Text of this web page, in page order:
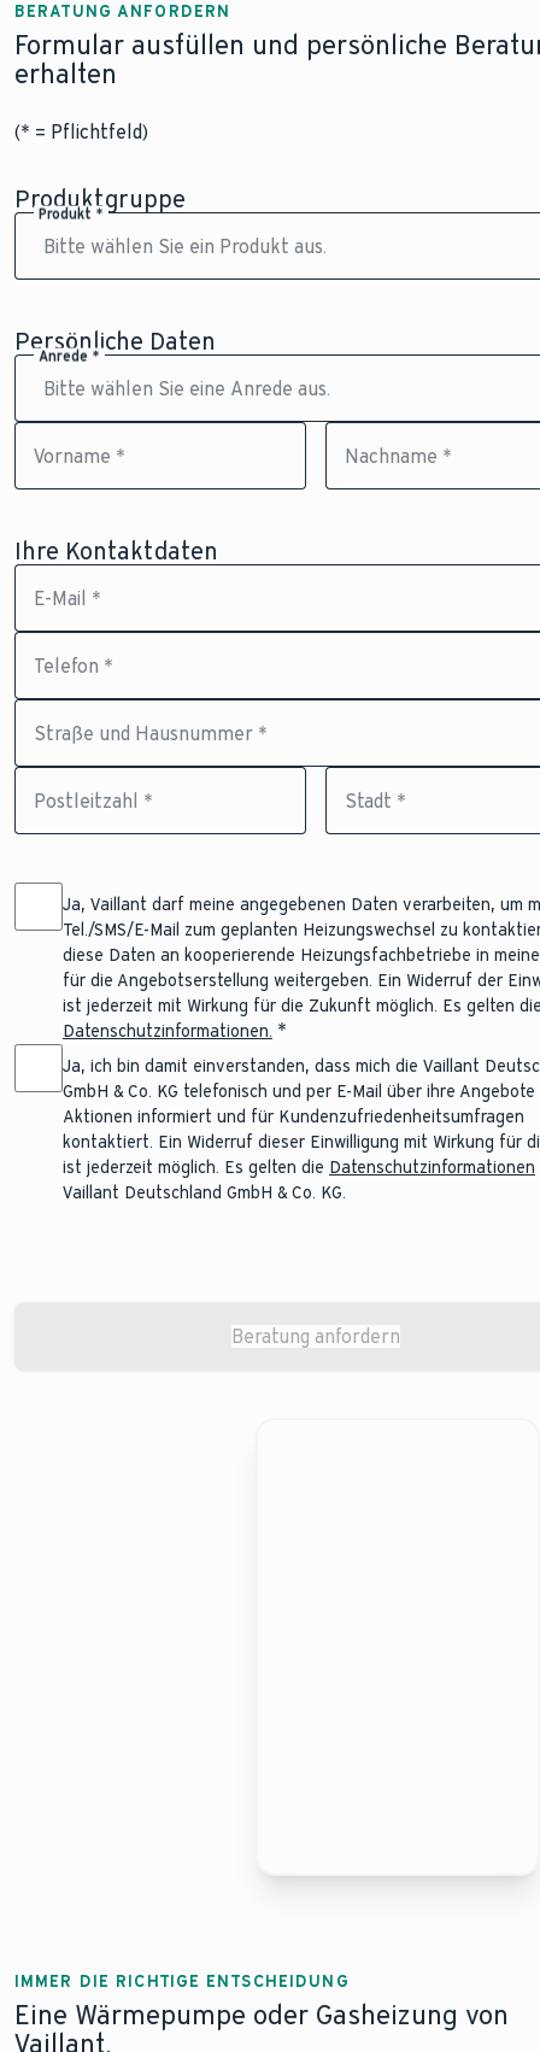
BERATUNG ANFORDERN
Formular ausfüllen und persönliche
erhalten
(* = Pflichtfeld)
Produktgruppe
Produkt *
Persönliche Daten
Anrede *
Vorname * Nachname *
Ihre Kontaktdaten
E-Mail *
Telefon *
Straße und Hausnummer *
Postleitzahl * Stadt *
Ja, Vaillant darf meine angegebenen Daten verarbeiten, um
Tel./SMS/E-Mail zum geplanten Heizungswechsel zu
diese Daten an kooperierende Heizungsfachbetriebe in
für die Angebotserstellung weitergeben. Ein Widerruf der
ist jederzeit mit Wirkung für die Zukunft möglich. Es gelten
Datenschutzinformationen.
Ja, ich bin damit einverstanden, dass mich die Vaillant
GmbH & Co. KG telefonisch und per E-Mail über ihre Angebote
Aktionen informiert und für Kundenzufriedenheitsumfragen
kontaktiert. Ein Widerruf dieser Einwilligung mit Wirkung für
ist jederzeit möglich. Es gelten die Datenschutzinformationen
Vaillant Deutschland GmbH & Co. KG.
Changes saved successfully.Beratung anfordern
IMMER DIE RICHTIGE ENTSCHEIDUNG
Eine Wärmepumpe oder Gasheizung von
Vaillant.